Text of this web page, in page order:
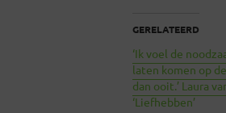
GERELATEERD
‘Ik voel de
laten komen op
dan ooit.’ Laura
‘Liefhebben’